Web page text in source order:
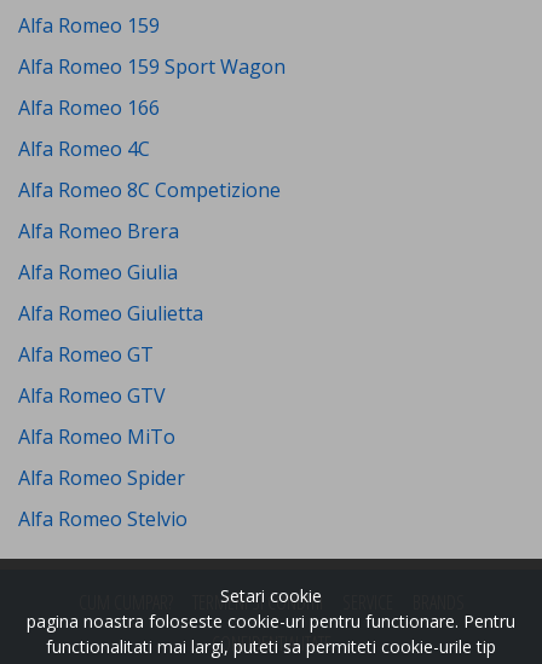
Alfa Romeo 159
Alfa Romeo 159 Sport Wagon
Alfa Romeo 166
Alfa Romeo 4C
Alfa Romeo 8C Competizione
Alfa Romeo Brera
Alfa Romeo Giulia
Alfa Romeo Giulietta
Alfa Romeo GT
Alfa Romeo GTV
Alfa Romeo MiTo
Alfa Romeo Spider
Alfa Romeo Stelvio
TERMENI SI CONDITII
CONFIDENTIALITATE
Setari cookie
pagina noastra foloseste cookie-uri pentru functionare. Pentru
functionalitati mai largi, puteti sa permiteti cookie-urile tip